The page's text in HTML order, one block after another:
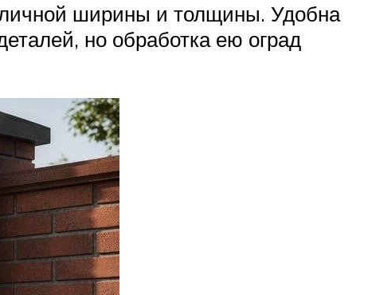
ширины и толщины. Удобна
но обработка ею оград